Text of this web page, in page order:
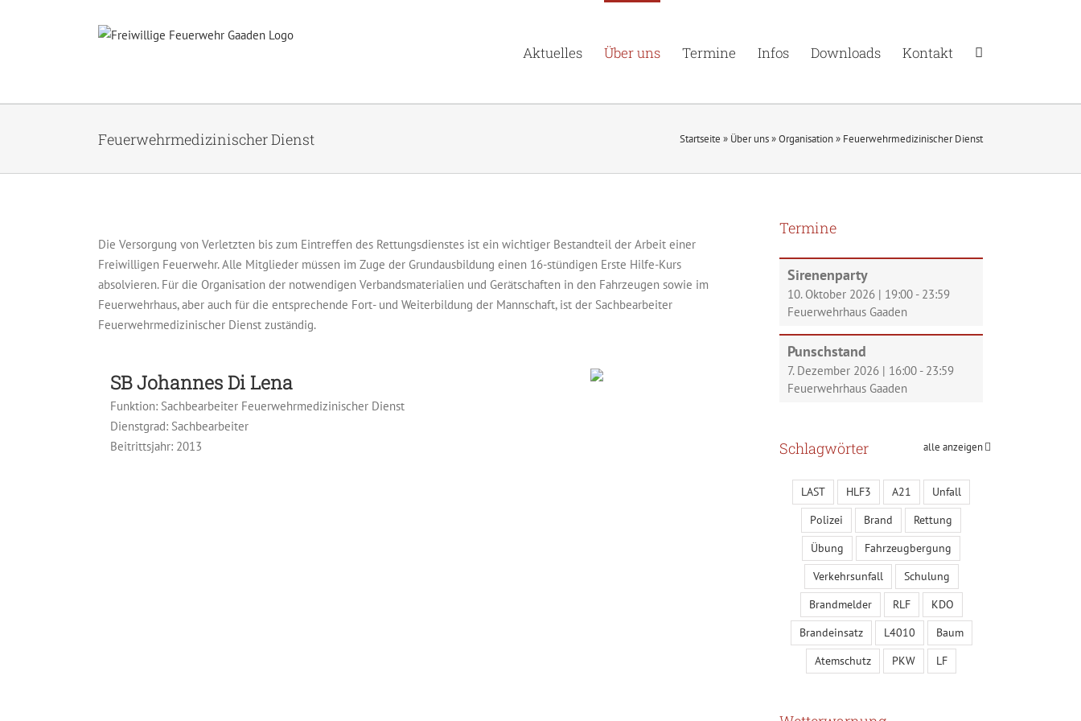
Aktuelles Über uns Termine Infos Downloads Kontakt
Feuerwehrmedizinischer Dienst Startseite » Über uns»Organisation» Feuerwehrmedizinischer Dienst
Die Versorgung von Verletzten bis zum Eintreffen des Rettungsdienstes ist ein wichtiger Bestandteil der Arbeit einer
Freiwilligen Feuerwehr. Alle Mitglieder müssen im Zuge der Grundausbildung einen 16-stündigen Erste Hilfe-Kurs
absolvieren. Für die Organisation der notwendigen Verbandsmaterialien und Gerätschaften in den Fahrzeugen sowie im
Feuerwehrhaus, aber auch für die entsprechende Fort- und Weiterbildung der Mannschaft, ist der Sachbearbeiter
Feuerwehrmedizinischer Dienst zuständig.
SB Johannes Di Lena
Funktion: Sachbearbeiter Feuerwehrmedizinischer Dienst
Dienstgrad: Sachbearbeiter
Beitrittsjahr: 2013
Termine
Sirenenparty
10. Oktober 2026 | 19:00 - 23:59
Feuerwehrhaus Gaaden
Punschstand
7. Dezember 2026 | 16:00 - 23:59
Feuerwehrhaus Gaaden
alle anzeigen
Schlagwörter
LAST HLF3 A21
Unfall
Polizei
Brand
Rettung
Übung
Fahrzeugbergung
Verkehrsunfall
Schulung
Brandmelder
RLF
KDO
Brandeinsatz
L4010
Baum
Atemschutz
PKW LF